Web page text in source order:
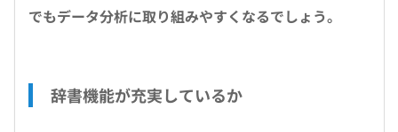
でもデータ分析に取り組みやすくなるでしょう。
辞書機能が充実しているか